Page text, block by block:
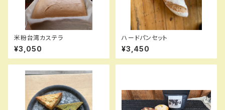
米粉台湾カステラ
¥3,050
ハードパンセット
¥3,450